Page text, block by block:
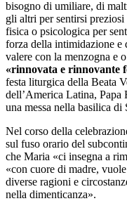
bisogno di umiliare, di
gli altri per sentirsi
fisica o psicologica per
forza della intimidazione
valere con la menzogna e
«rinnovata e rinnovante
festa liturgica della Beata
dell’America Latina, Papa
una messa nella basilica di
Nel corso della
sul fuso orario del
che Maria «ci insegna a
«con cuore di madre,
diverse ragioni e
nella dimenticanza».